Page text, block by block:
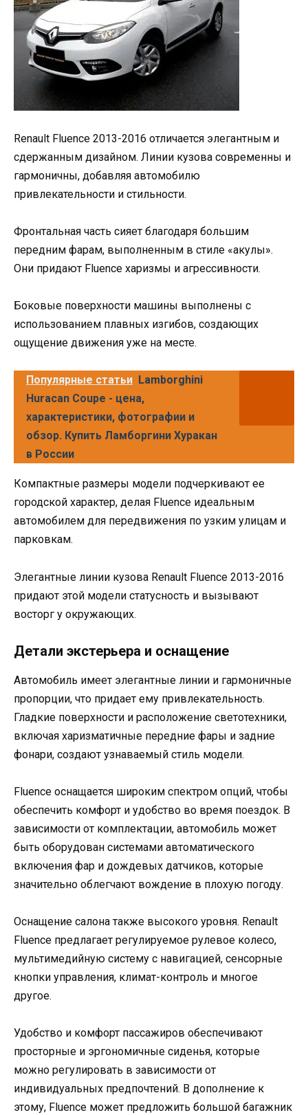
Renault Fluence 2013-2016 отличается элегантным и
сдержанным дизайном. Линии кузова современны и
гармоничны, добавляя автомобилю
привлекательности и стильности.
Фронтальная часть сияет благодаря большим
передним фарам, выполненным в стиле «акулы».
Они придают Fluence харизмы и агрессивности.
Боковые поверхности машины выполнены с
использованием плавных изгибов, создающих
ощущение движения уже на месте.
Популярные статьи Lamborghini
Huracan Coupe - цена,
характеристики, фотографии и
обзор. Купить Ламборгини Хуракан
в России
Компактные размеры модели подчеркивают ее
городской характер, делая Fluence идеальным
автомобилем для передвижения по узким улицам и
парковкам.
Элегантные линии кузова Renault Fluence 2013-2016
придают этой модели статусность и вызывают
восторг у окружающих.
Детали экстерьера и оснащение
Автомобиль имеет элегантные линии и гармоничные
пропорции, что придает ему привлекательность.
Гладкие поверхности и расположение светотехники,
включая харизматичные передние фары и задние
фонари, создают узнаваемый стиль модели.
Fluence оснащается широким спектром опций, чтобы
обеспечить комфорт и удобство во время поездок. В
зависимости от комплектации, автомобиль может
быть оборудован системами автоматического
включения фар и дождевых датчиков, которые
значительно облегчают вождение в плохую погоду.
Оснащение салона также высокого уровня. Renault
Fluence предлагает регулируемое рулевое колесо,
мультимедийную систему с навигацией, сенсорные
кнопки управления, климат-контроль и многое
другое.
Удобство и комфорт пассажиров обеспечивают
просторные и эргономичные сиденья, которые
можно регулировать в зависимости от
индивидуальных предпочтений. В дополнение к
этому, Fluence может предложить большой багажник